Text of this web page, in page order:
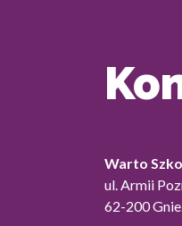
Warto
ul. Armii
62-200